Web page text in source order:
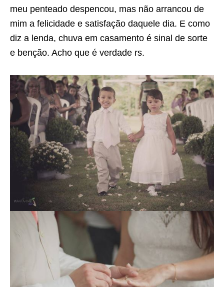
meu penteado despencou, mas não arrancou de
mim a felicidade e satisfação daquele dia. E como
diz a lenda, chuva em casamento é sinal de sorte
e benção. Acho que é verdade rs.